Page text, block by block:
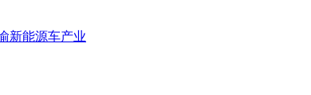
新能源车产业